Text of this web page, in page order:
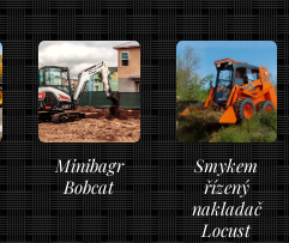
Minibagr
Bobcat
Smykem
řízený
nakladač
Locust